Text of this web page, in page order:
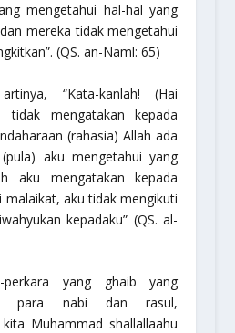
mengetahui hal-hal yang
mereka tidak mengetahui
(QS. an-Naml: 65)
“Kata-kanlah! (Hai
tidak mengatakan kepada
(rahasia) Allah ada
aku mengetahui yang
aku mengatakan kepada
malaikat, aku tidak mengikuti
kepadaku” (QS. al-
yang ghaib yang
para nabi dan rasul,
Muhammad shallallaahu